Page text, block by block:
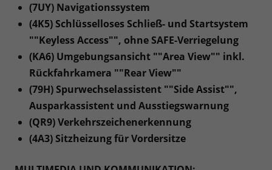
(7UY) Navigationssystem
(4K5) Schlüsselloses Schließ- und Startsystem
""Keyless Access"", ohne SAFE-Verriegelung
(KA6) Umgebungsansicht ""Area View"" inkl.
Rückfahrkamera ""Rear View""
(79H) Spurwechselassistent ""Side Assist"",
Ausparkassistent und Ausstiegswarnung
(QR9) Verkehrszeichenerkennung
(4A3) Sitzheizung für Vordersitze